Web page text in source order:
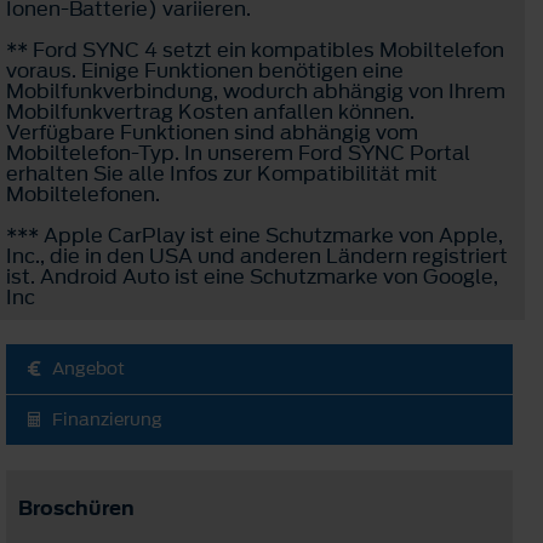
Ionen-Batterie) variieren.
** Ford SYNC 4 setzt ein kompatibles Mobiltelefon
voraus. Einige Funktionen benötigen eine
Mobilfunkverbindung, wodurch abhängig von Ihrem
Mobilfunkvertrag Kosten anfallen können.
Verfügbare Funktionen sind abhängig vom
Mobiltelefon-Typ. In unserem Ford SYNC Portal
erhalten Sie alle Infos zur Kompatibilität mit
Mobiltelefonen.
*** Apple CarPlay ist eine Schutzmarke von Apple,
Inc., die in den USA und anderen Ländern registriert
ist. Android Auto ist eine Schutzmarke von Google,
Inc
Angebot
Finanzierung
Broschüren